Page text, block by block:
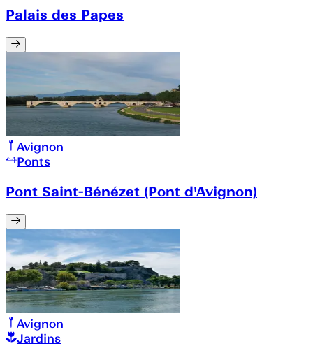
Palais des Papes
Avignon
Ponts
Pont Saint-Bénézet (Pont d'Avignon)
Avignon
Jardins